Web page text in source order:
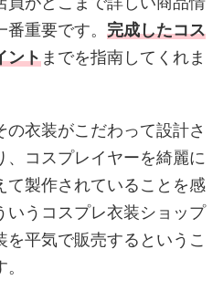
重要です。 完成したコス
ントまでを指南してくれま
衣装がこだわって設計さ
、コスプレイヤーを綺麗に
て製作されていることを感
いうコスプレ衣装ショップ
平気で販売するというこ